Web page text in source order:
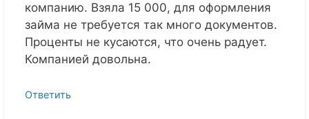
компанию. Взяла 15 000, для оформления
займа не требуется так много документов.
Проценты не кусаются, что очень радует.
Компанией довольна.
Ответить